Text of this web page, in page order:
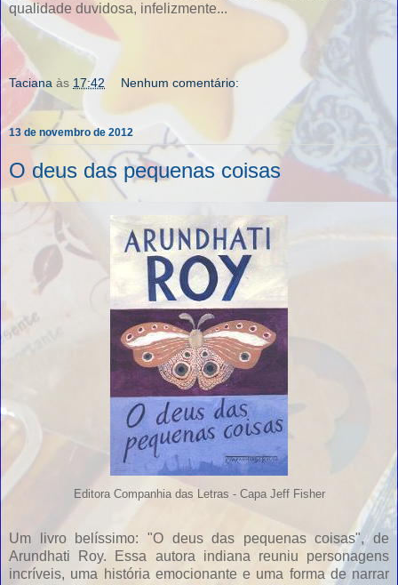
qualidade duvidosa, infelizmente...
Taciana às 17:42 Nenhum comentário:
13 de novembro de 2012
O deus das pequenas coisas
Editora Companhia das Letras - Capa Jeff Fisher
Um livro belíssimo: "O deus das pequenas coisas", de
Arundhati Roy. Essa autora indiana reuniu personagens
incríveis, uma história emocionante e uma forma de narrar